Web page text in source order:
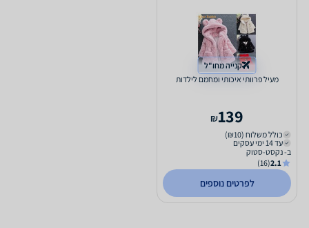
קנייה מחו"ל
מעיל פרוותי איכותי ומחמם לילדות
139
₪
כולל משלוח (₪10)
עד 14 ימי עסקים
ב- נקסט-סטוק
2.1
(16)
לפרטים נוספים